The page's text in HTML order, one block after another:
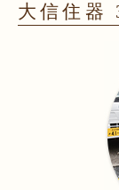
大信住器